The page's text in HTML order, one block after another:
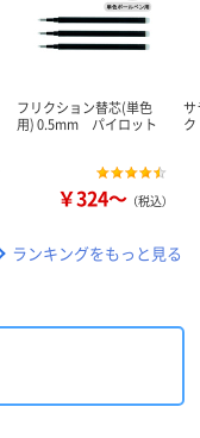
フリクション替芯(単色
用) 0.5mm パイロット
￥324～ （税込）
ランキングをもっと見る